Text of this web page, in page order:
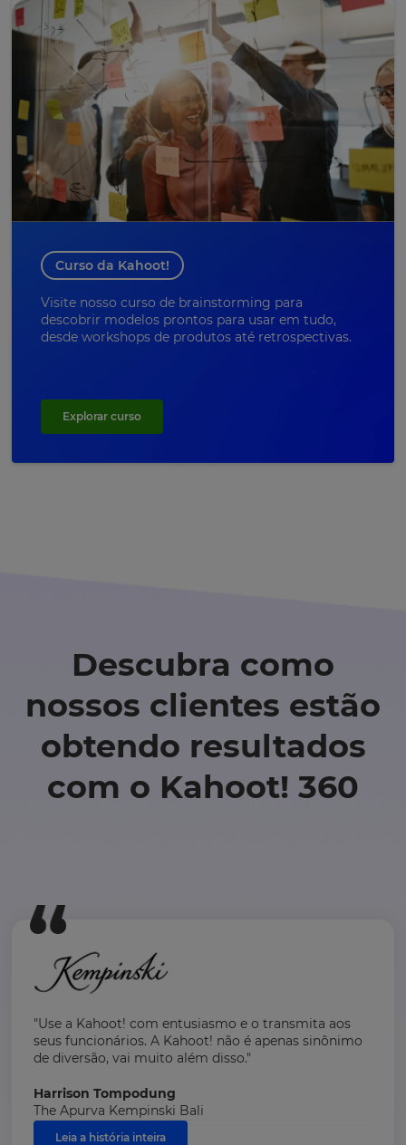
Curso da Kahoot!
Visite nosso curso de brainstorming para
descobrir modelos prontos para usar em tudo,
desde workshops de produtos até retrospectivas.
Explorar curso
Descubra como
nossos clientes estão
obtendo resultados
com o Kahoot! 360
"Use a Kahoot! com entusiasmo e o transmita aos
seus funcionários. A Kahoot! não é apenas sinônimo
de diversão, vai muito além disso."
Harrison Tompodung
The Apurva Kempinski Bali
Leia a história inteira